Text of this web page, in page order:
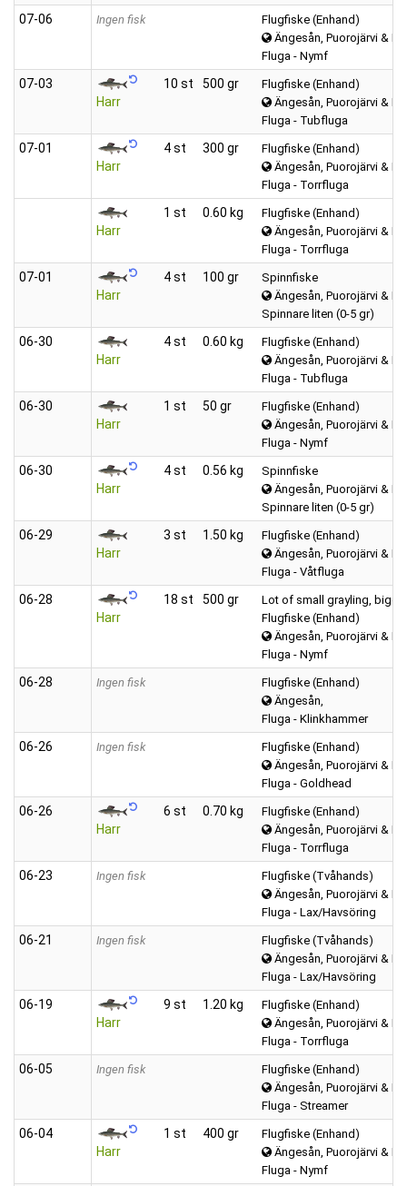
07‑06 Ingen fisk
Flugfiske (Enhand)
Ängesån, Puorojärvi &
Fluga - Nymf
07‑03
Harr
10 st 500 gr
Flugfiske (Enhand)
Ängesån, Puorojärvi &
Fluga - Tubfluga
07‑01
Harr
4 st 300 gr
Flugfiske (Enhand)
Ängesån, Puorojärvi &
Fluga - Torrfluga
Harr
1 st 0.60 kg
Flugfiske (Enhand)
Ängesån, Puorojärvi &
Fluga - Torrfluga
07‑01
Harr
4 st 100 gr
Spinnfiske
Ängesån, Puorojärvi &
Spinnare liten (0-5 gr)
06‑30
Harr
4 st 0.60 kg
Flugfiske (Enhand)
Ängesån, Puorojärvi &
Fluga - Tubfluga
06‑30
Harr
1 st 50 gr
Flugfiske (Enhand)
Ängesån, Puorojärvi &
Fluga - Nymf
06‑30
Harr
4 st 0.56 kg
Spinnfiske
Ängesån, Puorojärvi &
Spinnare liten (0-5 gr)
06‑29
Harr
3 st 1.50 kg
Flugfiske (Enhand)
Ängesån, Puorojärvi &
Fluga - Våtfluga
06‑28
Harr
18 st 500 gr
Lot of small grayling,
Flugfiske (Enhand)
Ängesån, Puorojärvi &
Fluga - Nymf
06‑28 Ingen fisk
Flugfiske (Enhand)
Ängesån,
Fluga - Klinkhammer
06‑26 Ingen fisk
Flugfiske (Enhand)
Ängesån, Puorojärvi &
Fluga - Goldhead
06‑26
Harr
6 st 0.70 kg
Flugfiske (Enhand)
Ängesån, Puorojärvi &
Fluga - Torrfluga
06‑23 Ingen fisk
Flugfiske (Tvåhands)
Ängesån, Puorojärvi &
Fluga - Lax/Havsöring
06‑21 Ingen fisk
Flugfiske (Tvåhands)
Ängesån, Puorojärvi &
Fluga - Lax/Havsöring
06‑19
Harr
9 st 1.20 kg
Flugfiske (Enhand)
Ängesån, Puorojärvi &
Fluga - Torrfluga
06‑05 Ingen fisk
Flugfiske (Enhand)
Ängesån, Puorojärvi &
Fluga - Streamer
06‑04
Harr
1 st 400 gr
Flugfiske (Enhand)
Ängesån, Puorojärvi &
Fluga - Nymf